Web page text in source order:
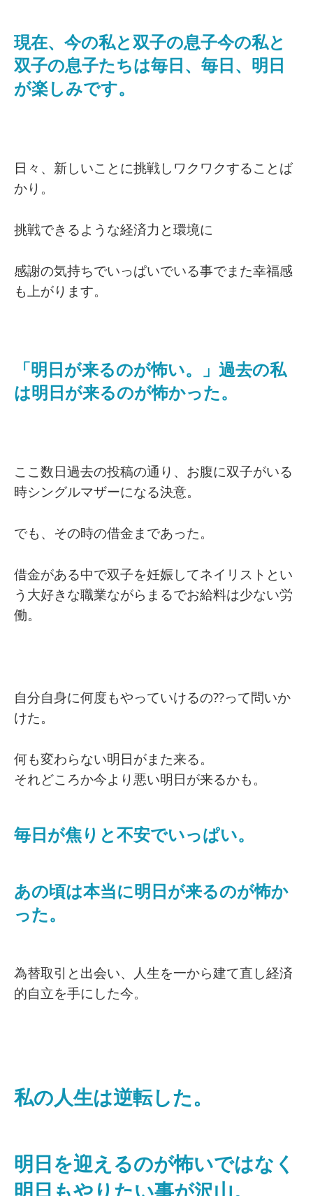
現在、今の私と双子の息子今の私と
双子の息子たちは毎日、毎日、明日
が楽しみです。
日々、新しいことに挑戦しワクワクすることば
かり。
挑戦できるような経済力と環境に
感謝の気持ちでいっぱいでいる事でまた幸福感
も上がります。
「明日が来るのが怖い。」過去の私
は明日が来るのが怖かった。
ここ数日過去の投稿の通り、お腹に双子がいる
時シングルマザーになる決意。
でも、その時の借金まであった。
借金がある中で双子を妊娠してネイリストとい
う大好きな職業ながらまるでお給料は少ない労
働。
自分自身に何度もやっていけるの⁇って問いか
けた。
何も変わらない明日がまた来る。
それどころか今より悪い明日が来るかも。
毎日が焦りと不安でいっぱい。
あの頃は本当に明日が来るのが怖か
った。
為替取引と出会い、人生を一から建て直し経済
的自立を手にした今。
私の人生は逆転した。
明日を迎えるのが怖いではなく
明日もやりたい事が沢山。